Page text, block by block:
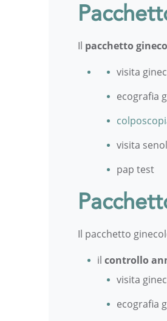
Il pacchetto
visita
ecografia
visita
pap test
Il pacchetto
il controllo
visita
ecografia